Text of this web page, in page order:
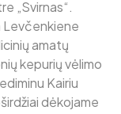
„Svirnas“.
Levčenkiene
amatų
kepurių vėlimo
Kairiu
dėkojame